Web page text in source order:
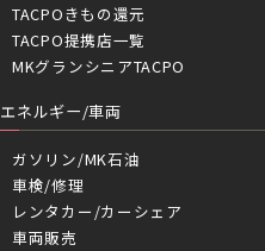
TACPOきもの還元
TACPO提携店一覧
MKグランシニアTACPO
エネルギー/車両
ガソリン/MK石油
車検/修理
レンタカー/カーシェア
車両販売